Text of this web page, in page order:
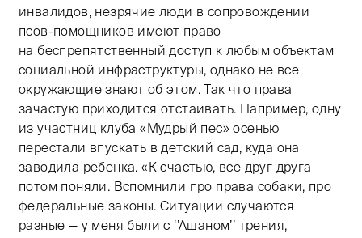
инвалидов, незрячие люди в сопровождении
псов-помощников имеют право
на беспрепятственный доступ к любым объектам
социальной инфраструктуры, однако не все
окружающие знают об этом. Так что права
зачастую приходится отстаивать. Например, одну
из участниц клуба «Мудрый пес» осенью
перестали впускать в детский сад, куда она
заводила ребенка. «К счастью, все друг друга
потом поняли. Вспомнили про права собаки, про
федеральные законы. Ситуации случаются
разные — у меня были с ‘’Ашаном’’ трения,